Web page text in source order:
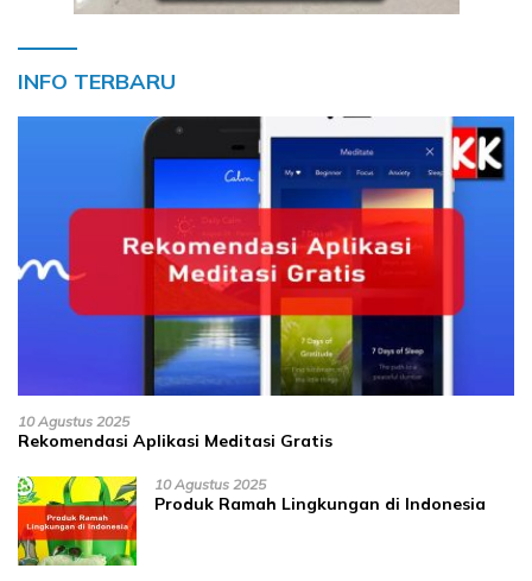
INFO TERBARU
10 Agustus 2025
Rekomendasi Aplikasi Meditasi Gratis
10 Agustus 2025
Produk Ramah Lingkungan di Indonesia